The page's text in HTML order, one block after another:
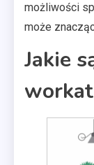
możliwości
może
Jakie